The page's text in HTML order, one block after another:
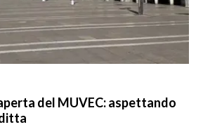
del MUVEC: aspettando